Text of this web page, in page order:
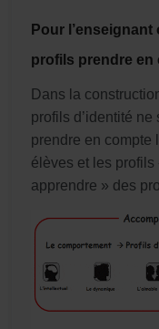
Pour
profils prendre en
Dans la
profils d’identité
prendre en compte
élèves et les profils
apprendre » des